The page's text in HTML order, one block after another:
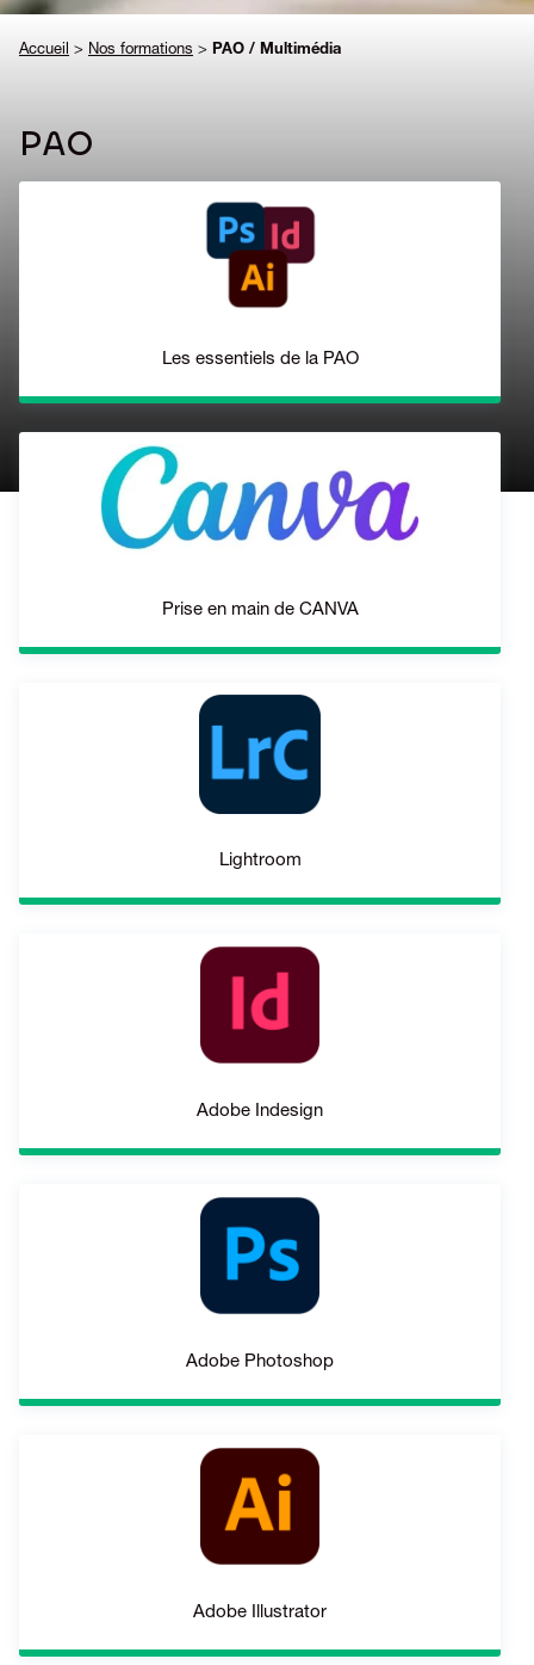
Accueil > Nos formations > PAO / Multimédia
PAO
Les essentiels de la PAO
Prise en main de CANVA
Lightroom
Adobe Indesign
Adobe Photoshop
Adobe Illustrator